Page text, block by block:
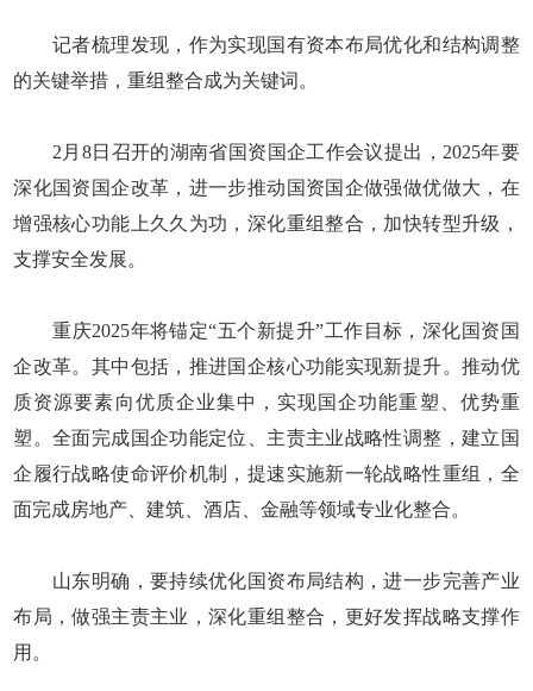
记者梳理发现，作为实现国有资本布局优化和结构调整
的关键举措，重组整合成为关键词。
2月8日召开的湖南省国资国企工作会议提出，2025年要
深化国资国企改革，进一步推动国资国企做强做优做大，在
增强核心功能上久久为功，深化重组整合，加快转型升级，
支撑安全发展。
重庆2025年将锚定“五个新提升”工作目标，深化国资国
企改革。其中包括，推进国企核心功能实现新提升。推动优
质资源要素向优质企业集中，实现国企功能重塑、优势重
塑。全面完成国企功能定位、主责主业战略性调整，建立国
企履行战略使命评价机制，提速实施新一轮战略性重组，全
面完成房地产、建筑、酒店、金融等领域专业化整合。
山东明确，要持续优化国资布局结构，进一步完善产业
布局，做强主责主业，深化重组整合，更好发挥战略支撑作
用。